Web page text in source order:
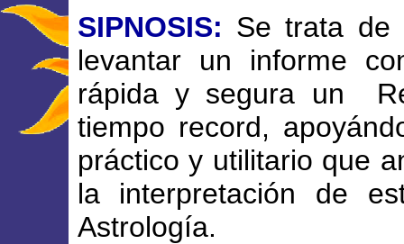
SIPNOSIS: Se trata de
levantar un informe
rápida y segura un
tiempo record,
práctico y utilitario que
la interpretación de
Astrología.